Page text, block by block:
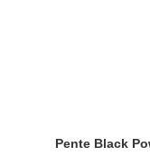
Pente Black